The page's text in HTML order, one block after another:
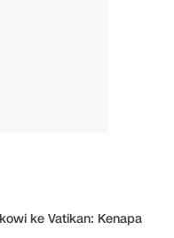
ke Vatikan: Kenapa